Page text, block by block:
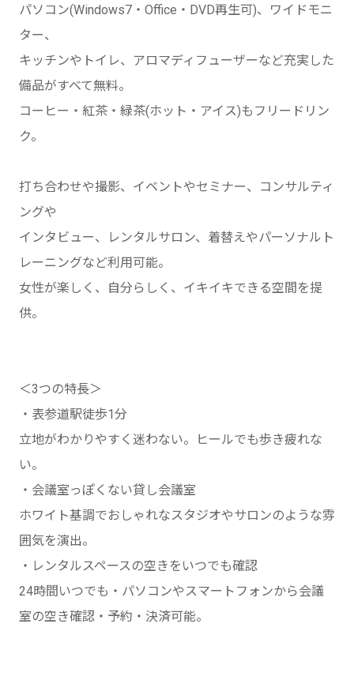
パソコン(Windows7・Office・DVD再生可)、ワイドモニ
ター、
キッチンやトイレ、アロマディフューザーなど充実した
備品がすべて無料。
コーヒー・紅茶・緑茶(ホット・アイス)もフリードリン
ク。
打ち合わせや撮影、イベントやセミナー、コンサルティ
ングや
インタビュー、レンタルサロン、着替えやパーソナルト
レーニングなど利用可能。
女性が楽しく、自分らしく、イキイキできる空間を提
供。
＜3つの特長＞
・表参道駅徒歩1分
立地がわかりやすく迷わない。ヒールでも歩き疲れな
い。
・会議室っぽくない貸し会議室
ホワイト基調でおしゃれなスタジオやサロンのような雰
囲気を演出。
・レンタルスペースの空きをいつでも確認
24時間いつでも・パソコンやスマートフォンから会議
室の空き確認・予約・決済可能。